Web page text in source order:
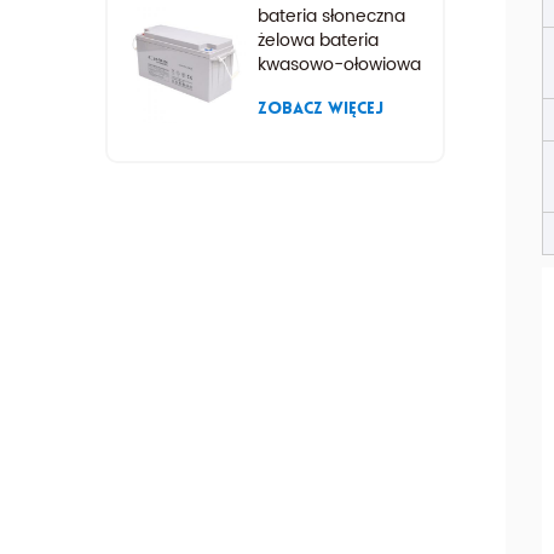
bateria słoneczna
żelowa bateria
kwasowo-ołowiowa
ZOBACZ WIĘCEJ